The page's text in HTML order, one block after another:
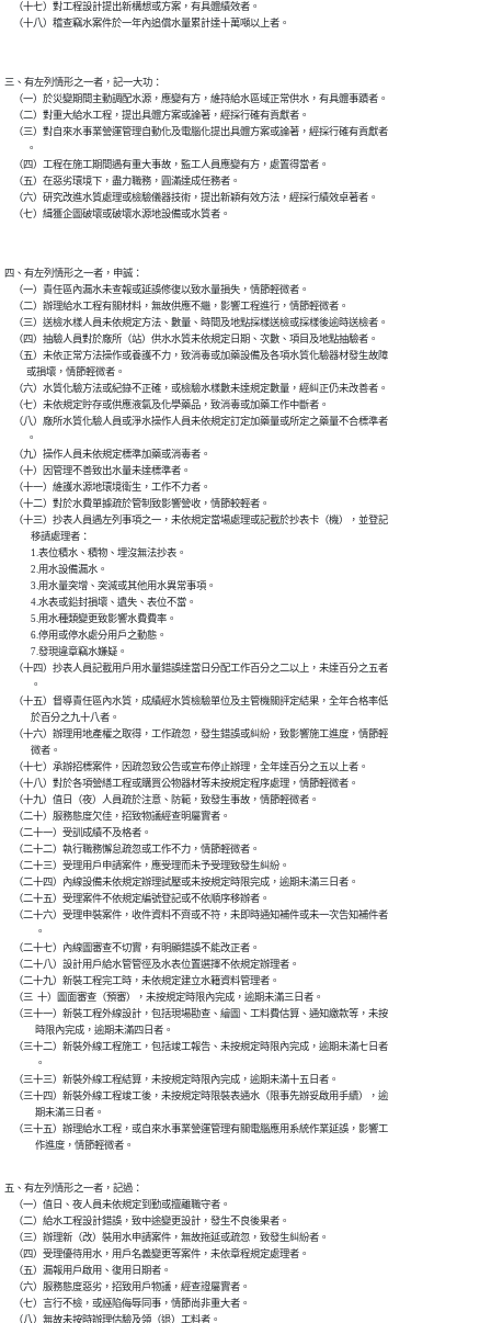
    （十七）對工程設計提出新構想或方案，有具體績效者。
三、有左列情形之一者，記一大功：
    （一）於災變期間主動調配水源，應變有方，維持給水區域正常供水，有具體事蹟者。
    （二）對重大給水工程，提出具體方案或論著，經採行確有貢獻者。
    （三）對自來水事業營運管理自動化及電腦化提出具體方案或論著，經採行確有貢獻者
          。
    （四）工程在施工期間遇有重大事故，監工人員應變有方，處置得當者。
    （五）在惡劣環境下，盡力職務，圓滿達成任務者。
    （六）研究改進水質處理或檢驗儀器技術，提出新穎有效方法，經採行績效卓著者。
四、有左列情形之一者，申誠：
    （一）責任區內漏水未查報或延誤修復以致水量損失，情節輕微者。
    （二）辦理給水工程有關材料，無故供應不繼，影響工程進行，情節輕微者。
    （三）送檢水樣人員未依規定方法、數量、時間及地點採樣送檢或採樣後逾時送檢者。
    （四）抽驗人員對於廠所（站）供水水質未依規定日期、次數、項目及地點抽驗者。
    （五）未依正常方法操作或養護不力，致消毒或加藥設備及各項水質化驗器材發生故障
          或損壞，情節輕微者。
    （六）水質化驗方法或紀錄不正確，或檢驗水樣數未達規定數量，經糾正仍未改善者。
    （七）未依規定貯存或供應液氯及化學藥品，致消毒或加藥工作中斷者。
    （八）廠所水質化驗人員或淨水操作人員未依規定訂定加藥量或所定之藥量不合標準者
          。
    （九）操作人員未依規定標準加藥或消毒者。
    （十）因管理不善致出水量未達標準者。
    （十一）維護水源地環境衛生，工作不力者。
    （十二）對於水費單據疏於管制致影響營收，情節較輕者。
    （十三）抄表人員遇左列事項之一，未依規定當場處理或記載於抄表卡（機），並登記
            移請處理者：
            1.表位積水、積物、埋沒無法抄表。
            2.用水設備漏水。
            3.用水量突增、突減或其他用水異常事項。
            4.水表或鉛封損壞、遺失、表位不當。
            5.用水種類變更致影響水費費率。
            6.停用或停水處分用戶之動態。
            7.發現違章竊水嫌疑。
    （十四）抄表人員記載用戶用水量錯誤達當日分配工作百分之二以上，未達百分之五者
            。
    （十五）督導責任區內水質，成績經水質檢驗單位及主管機關評定結果，全年合格率低
            於百分之九十八者。
    （十六）辦理用地產權之取得，工作疏忽，發生錯誤或糾紛，致影響施工進度，情節輕
            微者。
    （十七）承辦招標案件，因疏忽致公告或宣布停止辦理，全年達百分之五以上者。
    （十八）對於各項營繕工程或購買公物器材等未按規定程序處理，情節輕微者。
    （十九）值日（夜）人員疏於注意、防範，致發生事故，情節輕微者。
    （二十）服務態度欠佳，招致物議經查明屬實者。
    （二十一）受訓成績不及格者。
    （二十二）執行職務懈怠疏忽或工作不力，情節輕微者。
    （二十三）受理用戶申請案件，應受理而未予受理致發生糾紛。
    （二十四）內線設備未依規定辦理試壓或未按規定時限完成，逾期未滿三日者。
    （二十五）受理案件不依規定編號登記或不依順序移辦者。
    （二十六）受理申裝案件，收件資料不齊或不符，未即時通知補件或未一次告知補件者
              。
    （二十七）內線圖審查不切實，有明顯錯誤不能改正者。
    （二十八）設計用戶給水管管徑及水表位置選擇不依規定辦理者。
    （二十九）新裝工程完工時，未依規定建立水籍資料管理者。
    （三  十）圖面審查（預審），未按規定時限內完成，逾期未滿三日者。
    （三十一）新裝工程外線設計，包括現場勘查、繪圖、工料費估算、通知繳款等，未按
              時限內完成，逾期未滿四日者。
    （三十二）新裝外線工程施工，包括竣工報告、未按規定時限內完成，逾期未滿七日者
              。
    （三十三）新裝外線工程結算，未按規定時限內完成，逾期未滿十五日者。
    （三十四）新裝外線工程竣工後，未按規定時限裝表通水（限事先辦妥啟用手續），逾
              期未滿三日者。
    （三十五）辦理給水工程，或自來水事業營運管理有關電腦應用系統作業延誤，影響工
五、有左列情形之一者，記過：
    （一）值日、夜人員未依規定到勤或擅離職守者。
    （二）給水工程設計錯誤，致中途變更設計，發生不良後果者。
    （三）辦理新（改）裝用水申請案件，無故拖延或疏忽，致發生糾紛者。
    （四）受理優待用水，用戶名義變更等案件，未依章程規定處理者。
    （五）漏報用戶啟用、復用日期者。
    （六）服務態度惡劣，招致用戶物議，經查證屬實者。
    （七）言行不檢，或誣陷侮辱同事，情節尚非重大者。
    （八）無故未按時辦理估驗及領（退）工料者。